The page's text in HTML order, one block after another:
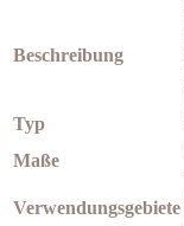
Beschreibung
Typ
Maße
Verwendungsgebiete